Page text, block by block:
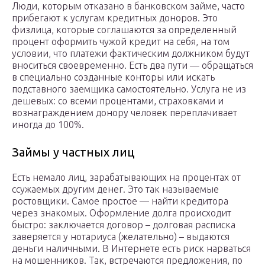
Люди, которым отказано в банковском займе, часто
прибегают к услугам кредитных доноров. Это
физлица, которые соглашаются за определенный
процент оформить чужой кредит на себя, на том
условии, что платежи фактическим должником будут
вноситься своевременно. Есть два пути — обращаться
в специально созданные конторы или искать
подставного заемщика самостоятельно. Услуга не из
дешевых: со всеми процентами, страховками и
вознаграждением донору человек переплачивает
иногда до 100%.
Займы у частных лиц
Есть немало лиц, зарабатывающих на процентах от
ссужаемых другим денег. Это так называемые
ростовщики. Самое простое — найти кредитора
через знакомых. Оформление долга происходит
быстро: заключается договор – долговая расписка
заверяется у нотариуса (желательно) – выдаются
деньги наличными. В Интернете есть риск нарваться
на мошенников. Так, встречаются предложения, по